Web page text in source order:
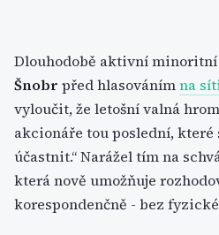
Dlouhodobě aktivní
Šnobr před hlasovánímna
vyloučit, že letošní valná
akcionáře tou poslední, které
účastnit.“ Narážel tím na
která nově umožňuje
korespondenčně - bez